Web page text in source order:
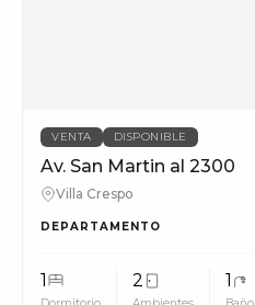
VENTA DISPONIBLE
Av. San Martin al 2300
Villa Crespo
DEPARTAMENTO
1 2 1